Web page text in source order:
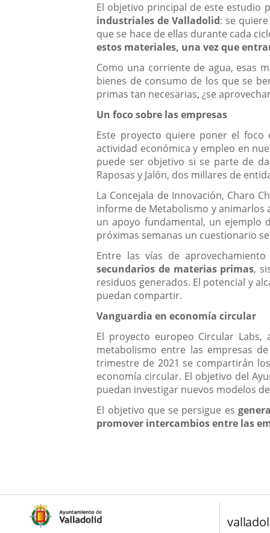
El objetivo principal de este estudio
industriales de Valladolid: se
que se hace de ellas durante cada
estos materiales, una vez que
Como una corriente de agua, esas
bienes de consumo de los que se
primas tan necesarias, ¿se
Un foco sobre las empresas
Este proyecto quiere poner el
actividad económica y empleo en
puede ser objetivo si se parte de
Raposas y Jalón, dos millares de
La Concejala de Innovación, Charo
informe de Metabolismo y animarlos
un apoyo fundamental, un ejemplo
próximas semanas un cuestionario
Entre las vías de
secundarios de materias primas,
residuos generados. El potencial y
puedan compartir.
Vanguardia en economía circular
El proyecto europeo Circular
metabolismo entre las empresas
trimestre de 2021 se compartirán
economía circular. El objetivo del
puedan investigar nuevos modelos
El objetivo que se persigue es
promover intercambios entre las